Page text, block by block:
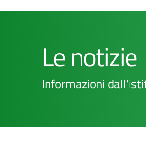
Le notizie
Informazioni